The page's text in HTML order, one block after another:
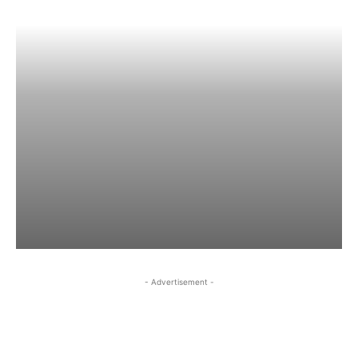
- Advertisement -